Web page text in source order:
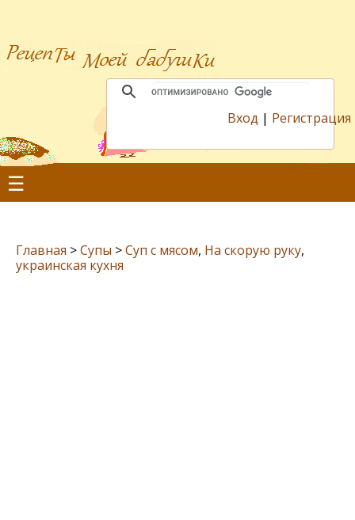
Вход | Регистрация
☰
Главная >Супы >Суп с мясом, На скорую руку,
украинская кухня